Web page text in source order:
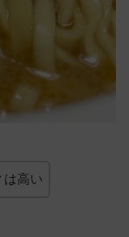
は高い